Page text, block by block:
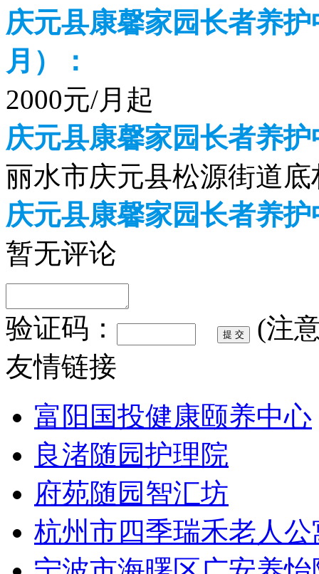
庆元县康馨家园长者养
月）：
2000元/月起
庆元县康馨家园长者养
丽水市庆元县松源街道底
庆元县康馨家园长者养
暂无评论
验证码：
(注
友情链接
富阳国投健康颐养中心
良渚随园护理院
府苑随园智汇坊
杭州市四季瑞禾老人公